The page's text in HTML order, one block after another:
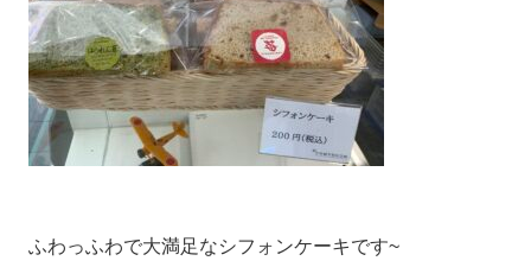
ふわっふわで大満足なシフォンケーキです~